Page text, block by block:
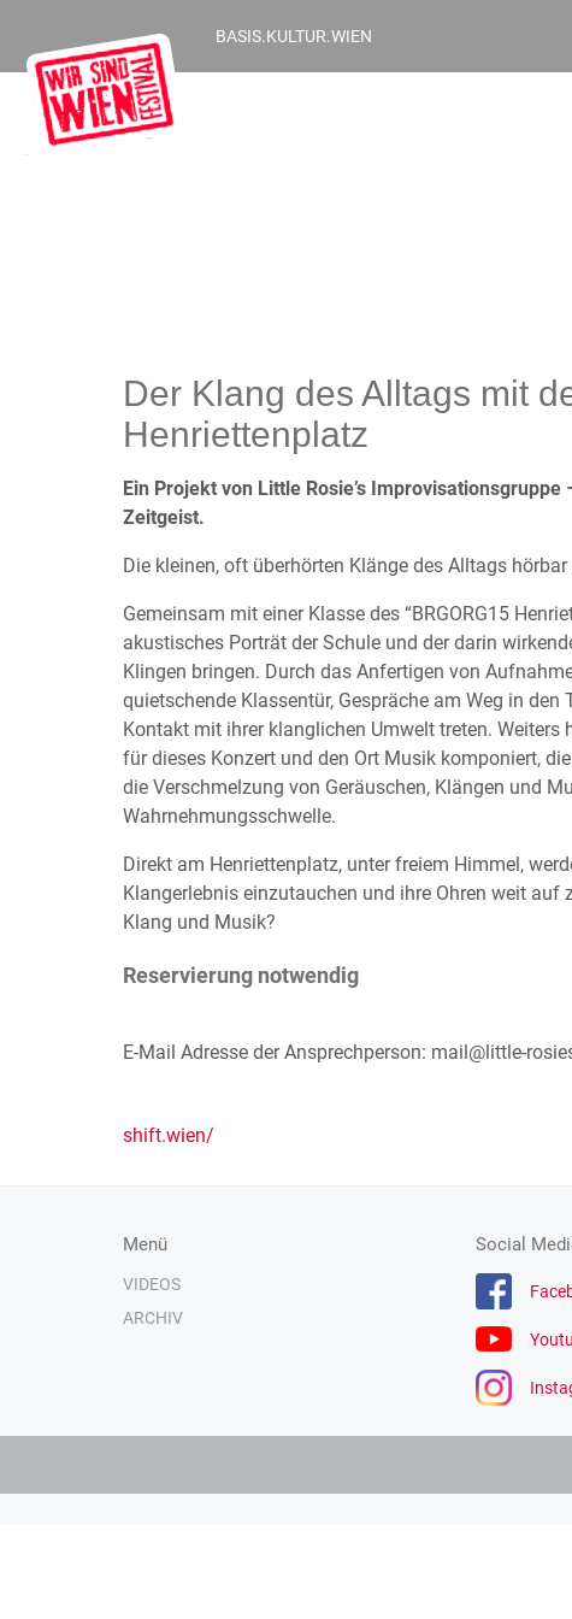
BASIS.KULTUR.WIEN
Der Klang des Alltags mit
Henriettenplatz
Ein Projekt von Little Rosie’s
Zeitgeist.
Die kleinen, oft überhörten Klänge des Alltags
Gemeinsam mit einer Klasse des “BRGORG15
akustisches Porträt der Schule und der darin
Klingen bringen. Durch das Anfertigen von
quietschende Klassentür, Gespräche am Weg in
Kontakt mit ihrer klanglichen Umwelt treten.
für dieses Konzert und den Ort Musik komponiert,
die Verschmelzung von Geräuschen, Klängen und
Wahrnehmungsschwelle.
Direkt am Henriettenplatz, unter freiem Himmel,
Klangerlebnis einzutauchen und ihre Ohren weit auf
Klang und Musik?
Reservierung notwendig
E-Mail Adresse der Ansprechperson: mail@little-
shift.wien/
Menü
VIDEOS
ARCHIV
Social